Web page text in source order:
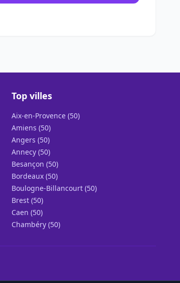
Top villes
Aix-en-Provence (50)
Amiens (50)
Angers (50)
Annecy (50)
Besançon (50)
Bordeaux (50)
Boulogne-Billancourt (50)
Brest (50)
Caen (50)
Chambéry (50)